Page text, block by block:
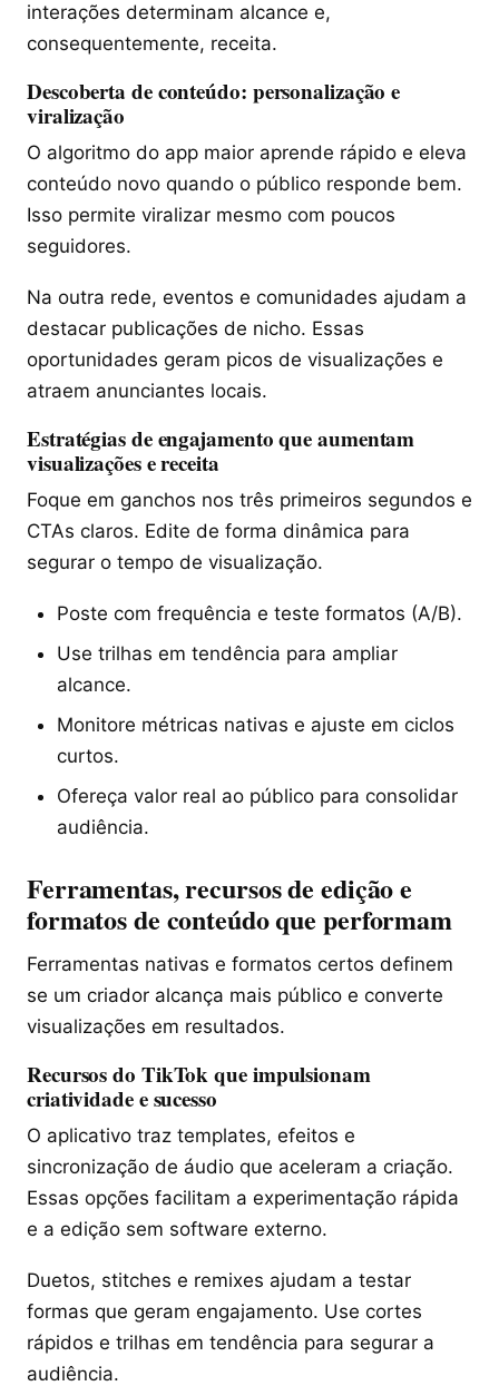
interações determinam alcance e,
consequentemente, receita.
Descoberta de conteúdo: personalização e
viralização
O algoritmo do app maior aprende rápido e eleva
conteúdo novo quando o público responde bem.
Isso permite viralizar mesmo com poucos
seguidores.
Na outra rede, eventos e comunidades ajudam a
destacar publicações de nicho. Essas
oportunidades geram picos de visualizações e
atraem anunciantes locais.
Estratégias de engajamento que aumentam
visualizações e receita
Foque em ganchos nos três primeiros segundos e
CTAs claros. Edite de forma dinâmica para
segurar o tempo de visualização.
Poste com frequência e teste formatos (A/B).
Use trilhas em tendência para ampliar
alcance.
Monitore métricas nativas e ajuste em ciclos
curtos.
Ofereça valor real ao público para consolidar
audiência.
Ferramentas, recursos de edição e
formatos de conteúdo que performam
Ferramentas nativas e formatos certos definem
se um criador alcança mais público e converte
visualizações em resultados.
Recursos do TikTok que impulsionam
criatividade e sucesso
O aplicativo traz templates, efeitos e
sincronização de áudio que aceleram a criação.
Essas opções facilitam a experimentação rápida
e a edição sem software externo.
Duetos, stitches e remixes ajudam a testar
formas que geram engajamento. Use cortes
rápidos e trilhas em tendência para segurar a
audiência.